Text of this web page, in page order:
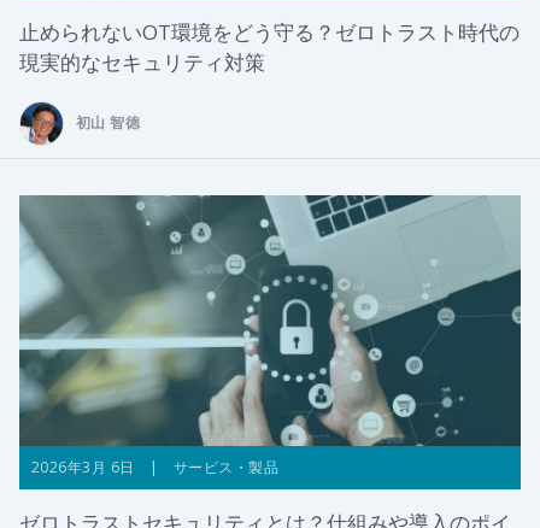
止められないOT環境をどう守る？ゼロトラスト時代の
現実的なセキュリティ対策
初山 智徳
2026年3月 6日 | サービス・製品